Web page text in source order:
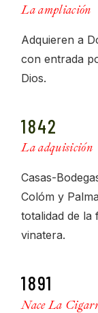
La ampliación
Adquieren a
con entrada
Dios.
1842
La adquisición
Casas-
Colóm y
totalidad de la
vinatera.
1891
Nace La